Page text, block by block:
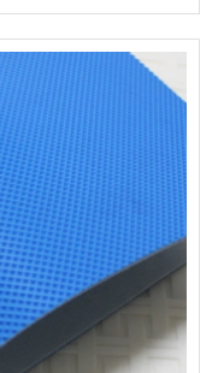
yoki silliq,
sohasi uchun
tasmasi